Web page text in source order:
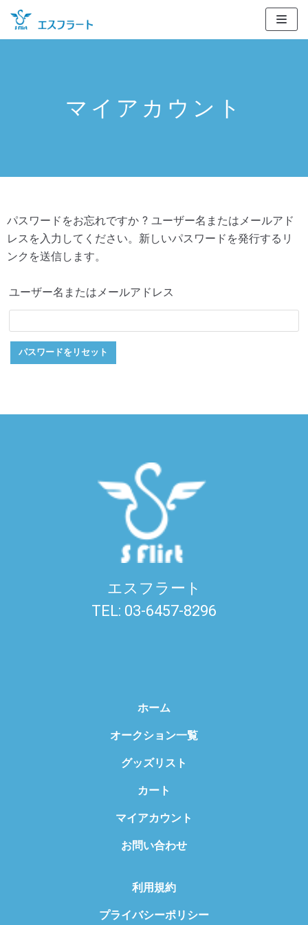
コ
ン
プ
マイアカウント
パスワードをお忘れですか ? ユーザー名またはメールアド
レスを入力してください。新しいパスワードを発行するリ
ンクを送信します。
ユーザー名またはメールアドレス
パスワードをリセット
エスフラート
TEL: 03-6457-8296
ホーム
オークション一覧
グッズリスト
カート
マイアカウント
お問い合わせ
利用規約
プライバシーポリシー